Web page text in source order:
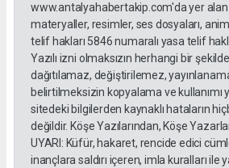
www.antalyahabertakip.com'da yer alan
materyaller, resimler, ses dosyaları,
telif hakları 5846 numaralı yasa telif
Yazılı izni olmaksızın herhangi bir
dağıtılamaz, değiştirilemez,
belirtilmeksizin kopyalama ve kullanımı
sitedeki bilgilerden kaynaklı hataların
değildir. Köşe Yazılarından, Köşe
UYARI: Küfür, hakaret, rencide edici
inançlara saldırı içeren, imla kuralları ile